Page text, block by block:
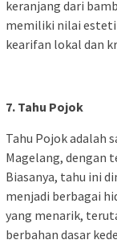
keranjang dari
memiliki nilai
kearifan lokal dan
7. Tahu Pojok
Tahu Pojok adalah
Magelang, dengan
Biasanya, tahu ini
menjadi berbagai
yang menarik,
berbahan dasar